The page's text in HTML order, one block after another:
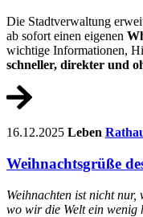
Die Stadtverwaltung
ab sofort einen eigenen
wichtige Informationen,
schneller, direkter und
16.12.2025 Leben
Weihnachtsgrüße
Weihnachten ist nicht
wo wir die Welt ein wenig